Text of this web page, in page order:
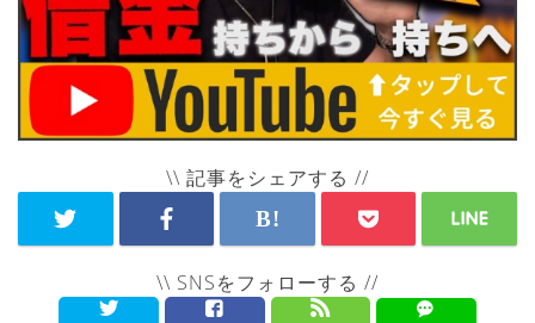
\\ 記事をシェアする //
\\ SNSをフォローする //